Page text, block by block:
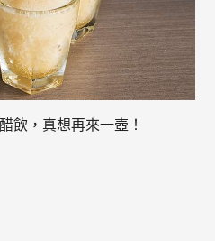
飲，真想再來一壺！